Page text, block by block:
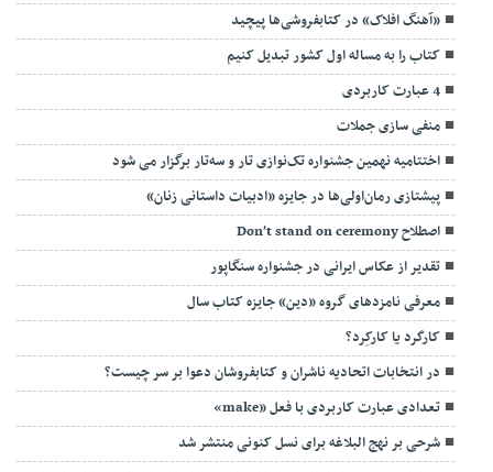
«آهنگ افلاک» در کتابفروشی‌ها پیچید
کتاب را به مساله اول کشور تبدیل کنیم
4 عبارت کاربردی
منفی سازی جملات
اختتامیه نهمین جشنواره تک‌نوازی تار و سه‌تار برگزار می شود
پیشتازی رمان‌اولی‌ها در جایزه «ادبیات داستانی زنان»
اصطلاح Don’t stand on ceremony
تقدیر از عکاس ایرانی در جشنواره سنگاپور
معرفی نامزدهای گروه «دین» جایزه کتاب سال
کارکَرد یا کارکِرد؟
در انتخابات اتحادیه ناشران و کتابفروشان دعوا بر سر چیست؟
تعدادی عبارت کاربردی با فعل «make»
شرحی بر نهج البلاغه برای نسل کنونی منتشر شد